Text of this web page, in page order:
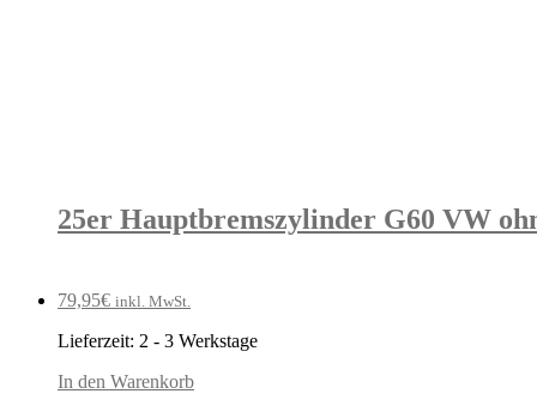
25er Hauptbremszylinder G60 VW
79,95€ inkl. MwSt.
Lieferzeit: 2 - 3 Werkstage
In den Warenkorb